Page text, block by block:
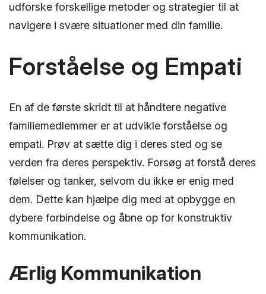
udforske forskellige metoder og strategier til at
navigere i svære situationer med din familie.
Forståelse og Empati
En af de første skridt til at håndtere negative
familiemedlemmer er at udvikle forståelse og
empati. Prøv at sætte dig i deres sted og se
verden fra deres perspektiv. Forsøg at forstå deres
følelser og tanker, selvom du ikke er enig med
dem. Dette kan hjælpe dig med at opbygge en
dybere forbindelse og åbne op for konstruktiv
kommunikation.
Ærlig Kommunikation